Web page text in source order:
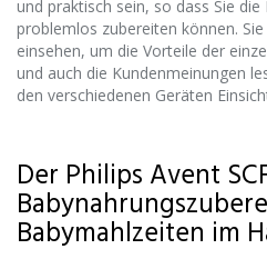
und praktisch sein, so dass Sie
problemlos zubereiten können.
einsehen, um die Vorteile der
und auch die Kundenmeinungen
den verschiedenen Geräten
Der Philips Avent
Babymahlzeiten im